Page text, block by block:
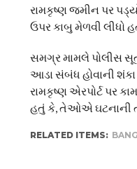
રામકૃષ્ણ જમીન પર
ઉપર કાબુ મેળવી લીધો
સમગ્ર મામલે પોલીસ
આડા સંબંધ હોવાની
રામકૃષ્ણ એરપોર્ટ પર
હતું કે, તેઓએ ઘટનાની
RELATED ITEMS: